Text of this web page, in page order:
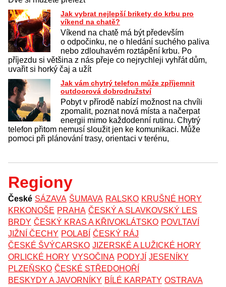
Jak vybrat nejlepší brikety do krbu pro
víkend na chatě?
Víkend na chatě má být především
o odpočinku, ne o hledání suchého paliva
nebo zdlouhavém roztápění krbu. Po
příjezdu si většina z nás přeje co nejrychleji vyhřát dům,
uvařit si horký čaj a užít
Jak vám chytrý telefon může zpříjemnit
outdoorová dobrodružství
Pobyt v přírodě nabízí možnost na chvíli
zpomalit, poznat nová místa a načerpat
energii mimo každodenní rutinu. Chytrý
telefon přitom nemusí sloužit jen ke komunikaci. Může
pomoci při plánování trasy, orientaci v terénu,
Regiony
České SÁZAVA ŠUMAVA RALSKO KRUŠNÉ HORY
KRKONOŠE PRAHA ČESKÝ A SLAVKOVSKÝ LES
BRDY ČESKÝ KRAS A KŘIVOKLÁTSKO POVLTAVÍ
JIŽNÍ ČECHY POLABÍ ČESKÝ RÁJ
ČESKÉ ŠVÝCARSKO JIZERSKÉ A LUŽICKÉ HORY
ORLICKÉ HORY VYSOČINA PODYJÍ JESENÍKY
PLZEŇSKO ČESKÉ STŘEDOHOŘÍ
BESKYDY A JAVORNÍKY BÍLÉ KARPATY OSTRAVA